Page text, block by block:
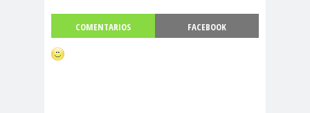
COMENTARIOS FACEBOOK